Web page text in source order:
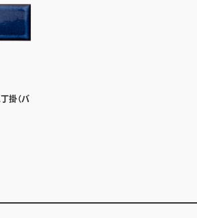
掛（バ